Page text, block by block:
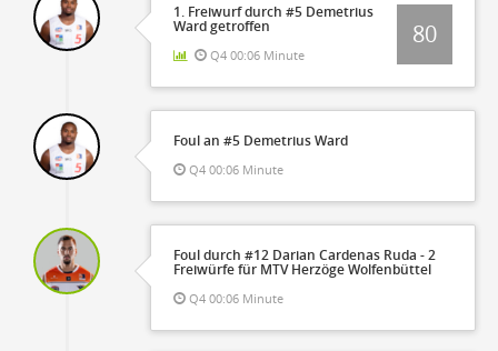
1. Freiwurf durch #5 Demetrius
Ward getroffen
Q4 00:06 Minute
80
Foul an #5 Demetrius Ward
Q4 00:06 Minute
Foul durch #12 Darian Cardenas Ruda - 2
Freiwürfe für MTV Herzöge Wolfenbüttel
Q4 00:06 Minute